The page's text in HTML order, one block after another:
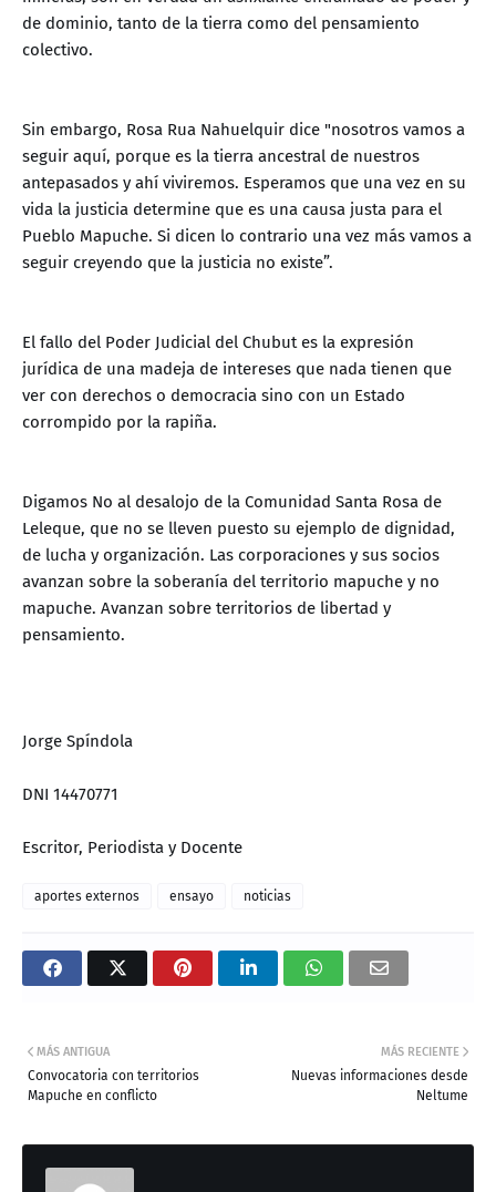
de dominio, tanto de la tierra como del pensamiento
colectivo.
Sin embargo, Rosa Rua Nahuelquir dice "nosotros vamos a
seguir aquí, porque es la tierra ancestral de nuestros
antepasados y ahí viviremos. Esperamos que una vez en su
vida la justicia determine que es una causa justa para el
Pueblo Mapuche. Si dicen lo contrario una vez más vamos a
seguir creyendo que la justicia no existe”.
El fallo del Poder Judicial del Chubut es la expresión
jurídica de una madeja de intereses que nada tienen que
ver con derechos o democracia sino con un Estado
corrompido por la rapiña.
Digamos No al desalojo de la Comunidad Santa Rosa de
Leleque, que no se lleven puesto su ejemplo de dignidad,
de lucha y organización. Las corporaciones y sus socios
avanzan sobre la soberanía del territorio mapuche y no
mapuche. Avanzan sobre territorios de libertad y
pensamiento.
Jorge Spíndola
DNI 14470771
Escritor, Periodista y Docente
aportes externos ensayo noticias
MÁS RECIENTE
Nuevas informaciones desde
Neltume
MÁS ANTIGUA
Convocatoria con territorios
Mapuche en conflicto